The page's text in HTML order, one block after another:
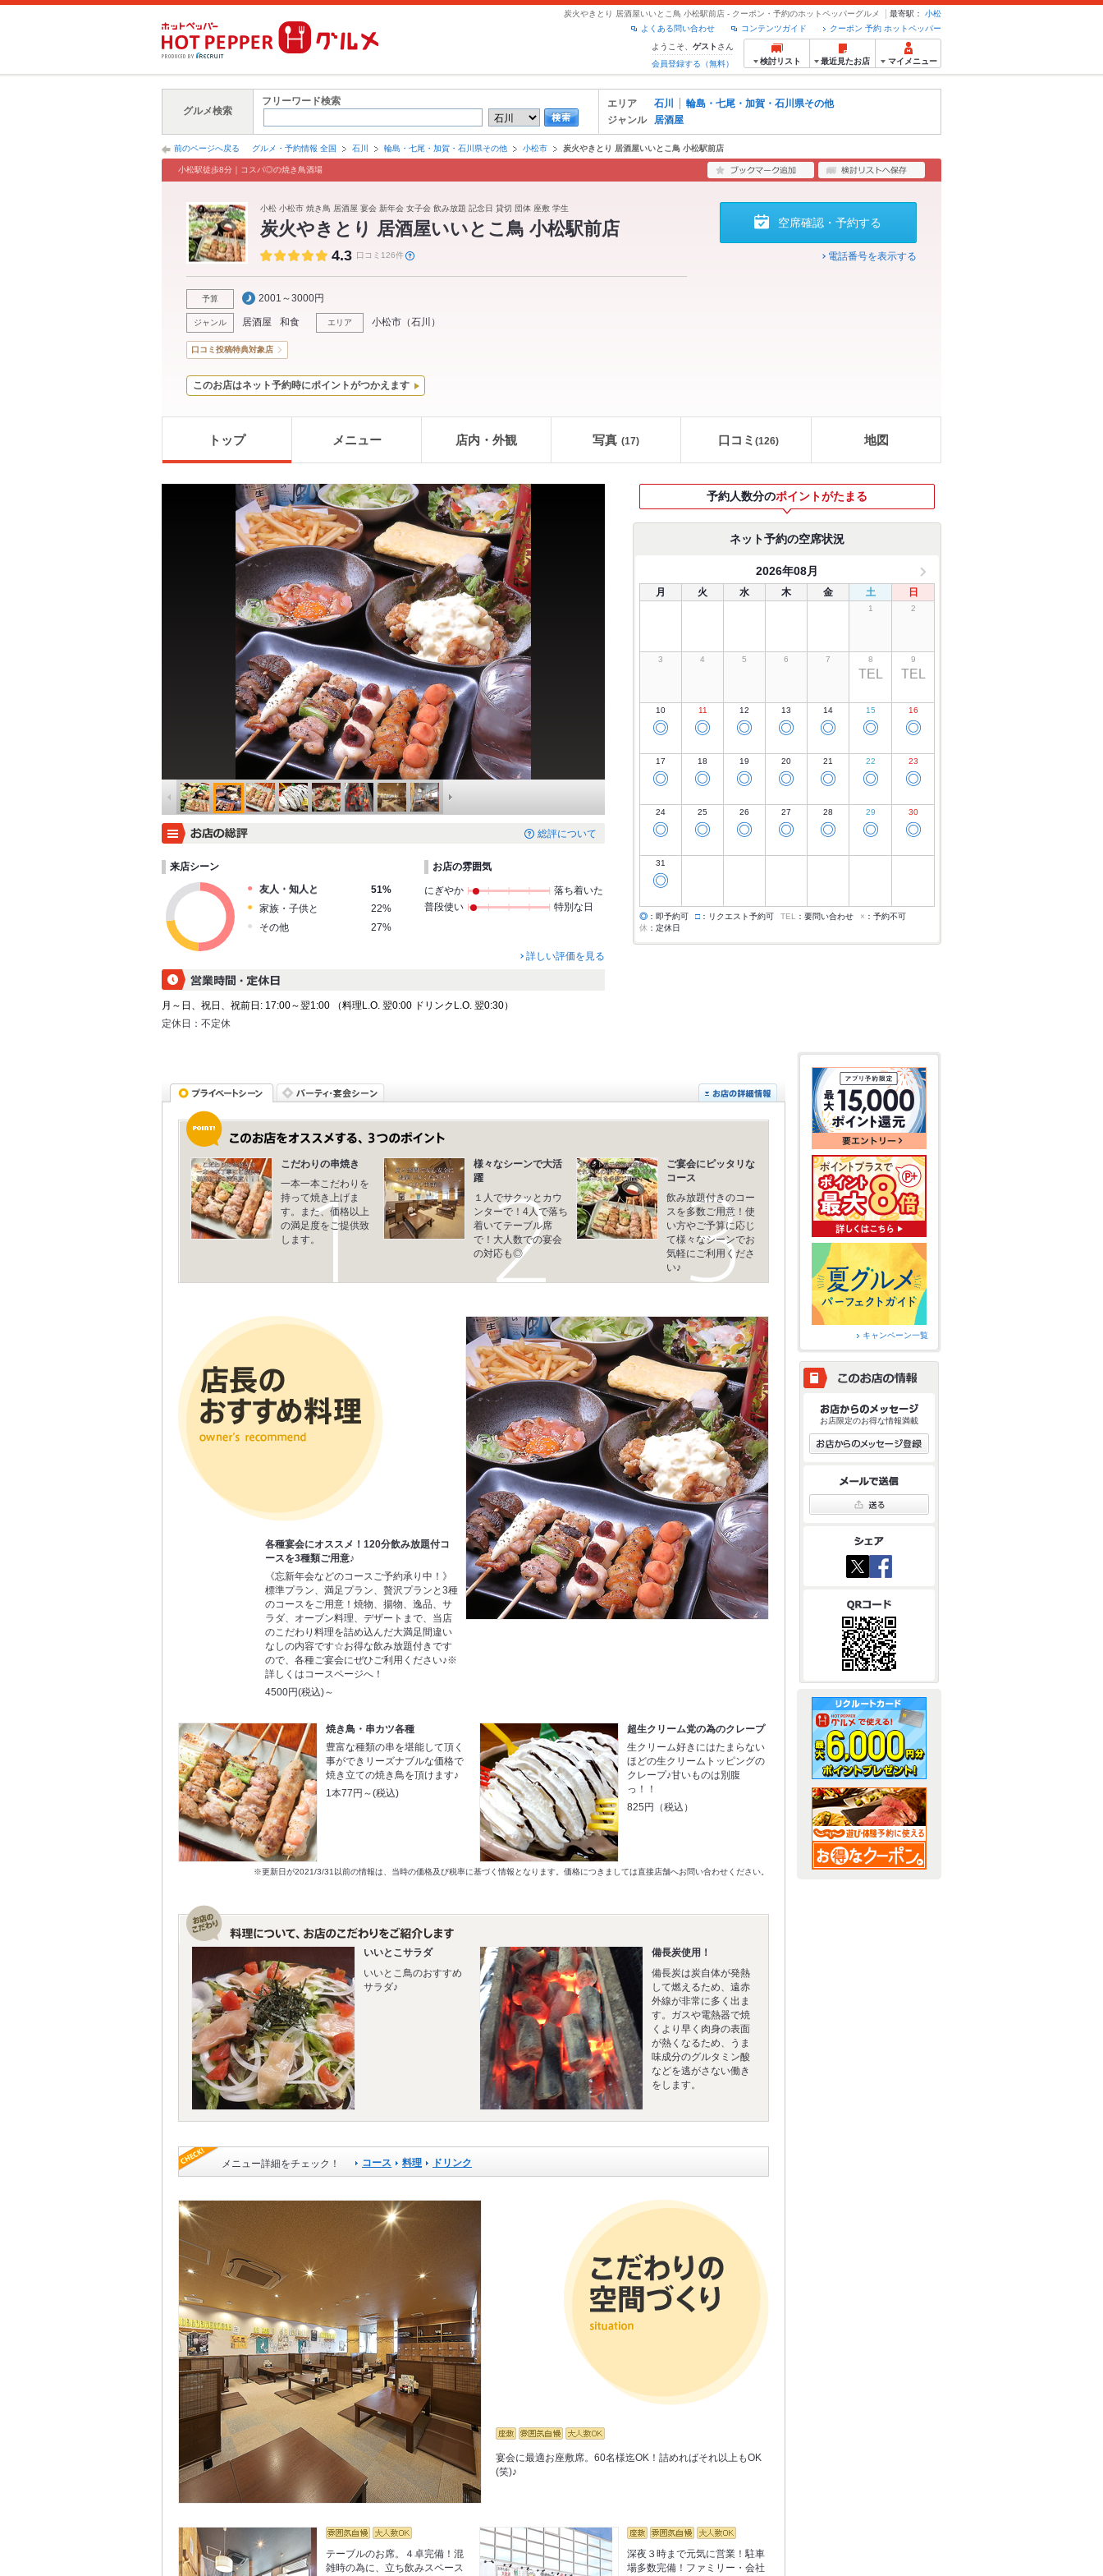
炭火やきとり 居酒屋いいとこ鳥 小松駅前店 - クーポン・予約のホットペッパーグルメ 最寄駅：
小松
クーポン 予約 ホットペッパー
コンテンツガイド
よくある問い合わせ
ようこそ、 ゲスト さん
会員登録する（無料）
検討リスト 最近見たお店 マイメニュー
グルメ検索
フリーワード検索 エリア 石川
輪島・七尾・加賀・石川県その他
ジャンル
居酒屋
前のページへ戻る グルメ・予約情報 全国 石川 輪島・七尾・加賀・石川県その他 小松市 炭火やきとり 居酒屋いいとこ鳥 小松駅前店
小松駅徒歩8分｜コスパ◎の焼き鳥酒場
小松 小松市 焼き鳥 居酒屋 宴会 新年会 女子会 飲み放題 記念日 貸切 団体 座敷 学生
炭火やきとり 居酒屋いいとこ鳥 小松駅前店
4.3 口コミ126件
予算 2001～3000円
ジャンル 居酒屋 和食 エリア 小松市 （石川 ）
空席確認・予約する
電話番号を表示する
口コミ投稿特典対象店
このお店はネット予約時にポイントがつかえます
トップ メニュー 店内・外観 写真 (17) 口コミ (126) 地図
総評について
来店シーン
友人・知人と
51%
家族・子供と
22%
その他
27%
お店の雰囲気
にぎやか
落ち着いた
普段使い
特別な日
詳しい評価を見る
月～日、祝日、祝前日: 17:00～翌1:00 （料理L.O. 翌0:00 ドリンクL.O. 翌0:30）
定休日： 不定休
予約人数分のポイントがたまる
ネット予約の空席状況
2026年08月
月 火 水 木 金 土 日
1 2
3 4 5 6 7 8
TEL
9
TEL
10
◎
11
◎
12
◎
13
◎
14
◎
15
◎
16
◎
17
◎
18
◎
19
◎
20
◎
21
◎
22
◎
23
◎
24
◎
25
◎
26
◎
27
◎
28
◎
29
◎
30
◎
31
◎
◎ ：即予約可 □ ：リクエスト予約可 TEL ：要問い合わせ × ：予約不可
休 ：定休日
こだわりの串焼き
一本一本こだわりを
持って焼き上げま
す。また、価格以上
の満足度をご提供致
します。
様々なシーンで大活
躍
１人でサクッとカウ
ンターで！4人で落ち
着いてテーブル席
で！大人数での宴会
の対応も◎
ご宴会にピッタリな
コース
飲み放題付きのコー
スを多数ご用意！使
い方やご予算に応じ
て様々なシーンでお
気軽にご利用くださ
い♪
各種宴会にオススメ！120分飲み放題付コ
ースを3種類ご用意♪
《忘新年会などのコースご予約承り中！》
標準プラン、満足プラン、贅沢プランと3種
のコースをご用意！焼物、揚物、逸品、サ
ラダ、オーブン料理、デザートまで、当店
のこだわり料理を詰め込んだ大満足間違い
なしの内容です☆お得な飲み放題付きです
ので、各種ご宴会にぜひご利用ください♪※
詳しくはコースページへ！
4500円(税込)～
焼き鳥・串カツ各種
豊富な種類の串を堪能して頂く
事ができリーズナブルな価格で
焼き立ての焼き鳥を頂けます♪
1本77円～(税込)
超生クリーム党の為のクレープ
生クリーム好きにはたまらない
ほどの生クリームトッピングの
クレープ♪甘いものは別腹
っ！！
825円（税込）
※更新日が2021/3/31以前の情報は、当時の価格及び税率に基づく情報となります。価格につきましては直接店舗へお問い合わせください。
いいとこサラダ
いいとこ鳥のおすすめ
サラダ♪
備長炭使用！
備長炭は炭自体が発熱
して燃えるため、遠赤
外線が非常に多く出ま
す。ガスや電熱器で焼
くより早く肉身の表面
が熱くなるため、うま
味成分のグルタミン酸
などを逃がさない働き
をします。
メニュー詳細をチェック！ コース 料理 ドリンク
宴会に最適お座敷席。60名様迄OK！詰めればそれ以上もOK
(笑)♪
テーブルのお席。４卓完備！混
雑時の為に、立ち飲みスペース
深夜３時まで元気に営業！駐車
場多数完備！ファミリー・会社
キャンペーン一覧
お店限定のお得な情報満載